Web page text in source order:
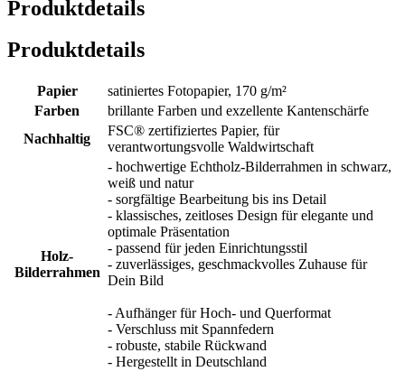
Produktdetails
Produktdetails
Papier
satiniertes Fotopapier, 170 g/m²
Farben
brillante Farben und exzellente Kantenschärfe
Nachhaltig
FSC® zertifiziertes Papier, für
verantwortungsvolle Waldwirtschaft
Holz-
Bilderrahmen
- hochwertige Echtholz-Bilderrahmen in schwarz,
weiß und natur
- sorgfältige Bearbeitung bis ins Detail
- klassisches, zeitloses Design für elegante und
optimale Präsentation
- passend für jeden Einrichtungsstil
- zuverlässiges, geschmackvolles Zuhause für
Dein Bild
- Aufhänger für Hoch- und Querformat
- Verschluss mit Spannfedern
- robuste, stabile Rückwand
- Hergestellt in Deutschland